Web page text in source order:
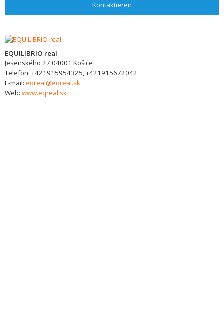
Kontaktieren
EQUILIBRIO real
Jesenského 27 04001 Košice
Telefon: +421915954325, +421915672042
E-mail: eqreal@eqreal.sk
Web: www.eqreal.sk